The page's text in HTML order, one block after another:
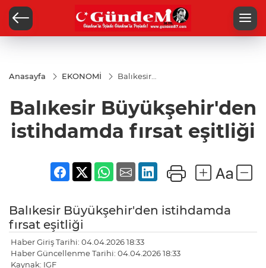
Anasayfa EKONOMİ
Balıkesir
fırsat eşitliği
Balıkesir Büyükşehir'den
istihdamda fırsat eşitliği
Balıkesir Büyükşehir'den istihdamda
fırsat eşitliği
Haber Giriş Tarihi: 04.04.2026 18:33
Haber Güncellenme Tarihi: 04.04.2026 18:33
Kaynak: IGF